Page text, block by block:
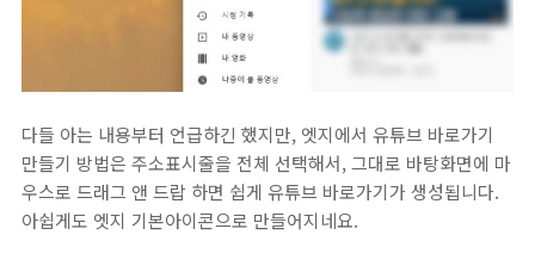
다들 아는 내용부터 언급하긴 했지만, 엣지에서 유튜브 바로가기
만들기 방법은 주소표시줄을 전체 선택해서, 그대로 바탕화면에 마
우스로 드래그 앤 드랍 하면 쉽게 유튜브 바로가기가 생성됩니다.
아쉽게도 엣지 기본아이콘으로 만들어지네요.